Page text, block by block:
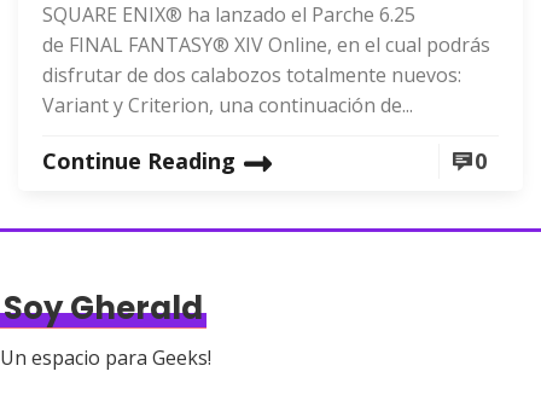
SQUARE ENIX® ha lanzado el Parche 6.25
de FINAL FANTASY® XIV Online, en el cual podrás
disfrutar de dos calabozos totalmente nuevos:
Variant y Criterion, una continuación de...
Continue Reading 0
Soy Gherald
Un espacio para Geeks!